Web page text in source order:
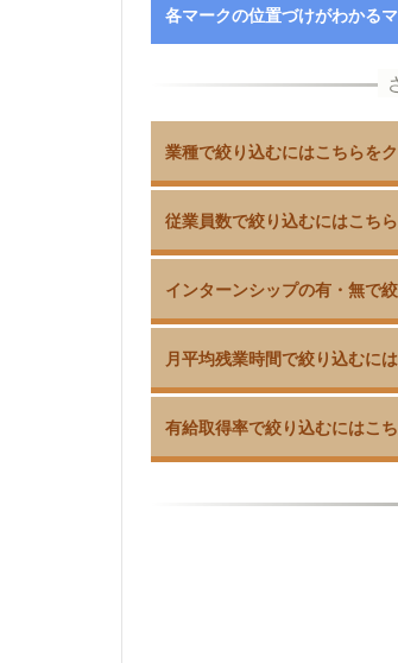
各マークの位置づけがわかる
業種で絞り込むにはこちらを
従業員数で絞り込むにはこち
インターンシップの有・無で
月平均残業時間で絞り込むに
有給取得率で絞り込むにはこ